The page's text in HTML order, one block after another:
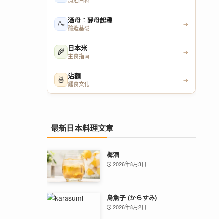
🍶 酒母：酵母起種
釀造基礎
→
🌾 日本米
主食指南
→
🍜 沾麵
麵食文化
→
最新日本料理文章
梅酒
2026年8月3日
烏魚子 (からすみ)
2026年8月2日